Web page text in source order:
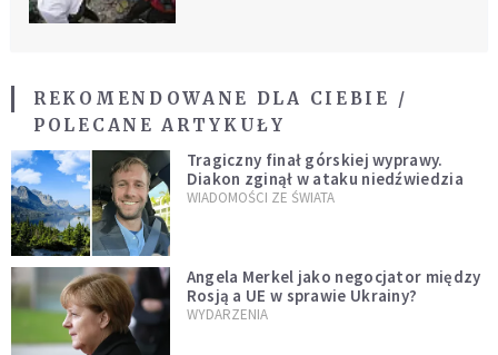
REKOMENDOWANE DLA CIEBIE /
POLECANE ARTYKUŁY
Tragiczny finał górskiej wyprawy.
Diakon zginął w ataku niedźwiedzia
WIADOMOŚCI ZE ŚWIATA
Angela Merkel jako negocjator między
Rosją a UE w sprawie Ukrainy?
WYDARZENIA